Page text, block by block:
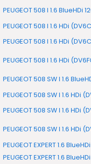
PEUGEOT 508 I 1.6 BlueHDi
PEUGEOT 508 I 1.6 HDi
PEUGEOT 508 I 1.6 HDi
PEUGEOT 508 I 1.6 HDi
PEUGEOT 508 SW I 1.6
PEUGEOT 508 SW I 1.6 HDi
PEUGEOT 508 SW I 1.6 HDi
PEUGEOT 508 SW I 1.6 HDi
PEUGEOT EXPERT 1.6
PEUGEOT EXPERT 1.6